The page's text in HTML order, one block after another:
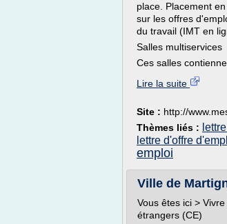
place. Placement
sur les offres
du travail (IMT en
Salles multiservices
Ces salles
Lire la suite
Site : http://
Thèmes liés :
lettre d'offre
emploi
Ville de
Vous êtes ici >
étrangers (CE)